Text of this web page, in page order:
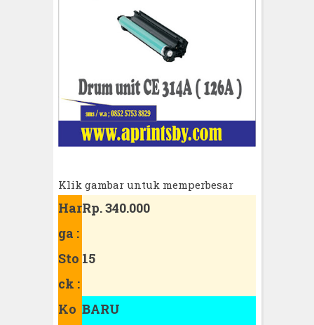
Klik gambar untuk memperbesar
Har
ga :
Rp. 340.000
Sto
ck :
15
Ko BARU